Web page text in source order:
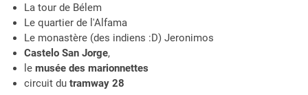
La tour de Bélem
Le quartier de l'Alfama
Le monastère (des indiens :D) Jeronimos
Castelo San Jorge,
le musée des marionnettes
circuit du tramway 28